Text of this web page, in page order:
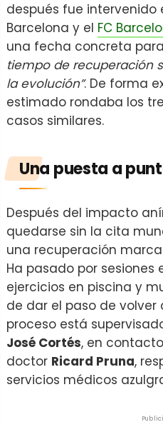
después fue intervenido
Barcelona y el FC
una fecha concreta
tiempo de recuperación
la evolución”. De forma
estimado rondaba los
casos similares.
Una puesta a
Después del impacto
quedarse sin la cita
una recuperación
Ha pasado por sesiones
ejercicios en piscina y
de dar el paso de volver
proceso está
José Cortés, en
doctor Ricard Pruna,
servicios médicos